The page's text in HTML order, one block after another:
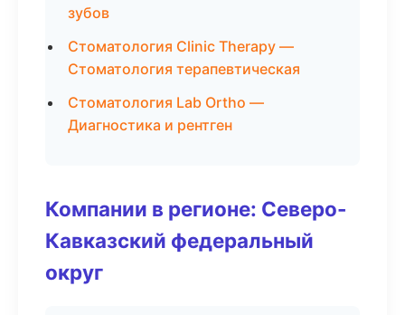
зубов
Стоматология Clinic Therapy —
Стоматология терапевтическая
Стоматология Lab Ortho —
Диагностика и рентген
Компании в регионе: Северо-
Кавказский федеральный
округ